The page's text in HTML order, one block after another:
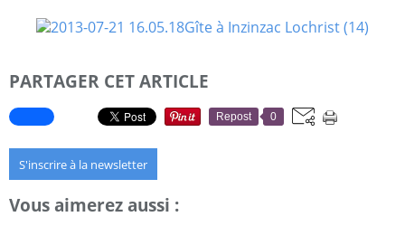
PARTAGER CET ARTICLE
Repost 0
S'inscrire à la newsletter
Vous aimerez aussi :